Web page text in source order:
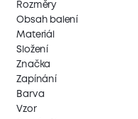
Rozměry
Obsah balení
Materiál
Složení
Značka
Zapínání
Barva
Vzor